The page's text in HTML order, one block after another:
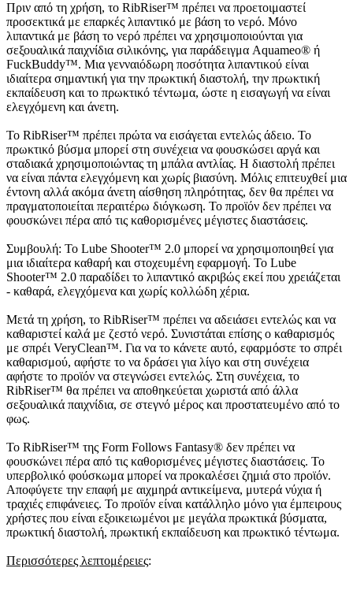
Πριν από τη χρήση, το RibRiser™ πρέπει να προετοιμαστεί
προσεκτικά με επαρκές λιπαντικό με βάση το νερό. Μόνο
λιπαντικά με βάση το νερό πρέπει να χρησιμοποιούνται για
σεξουαλικά παιχνίδια σιλικόνης, για παράδειγμα Aquameo® ή
FuckBuddy™. Μια γενναιόδωρη ποσότητα λιπαντικού είναι
ιδιαίτερα σημαντική για την πρωκτική διαστολή, την πρωκτική
εκπαίδευση και το πρωκτικό τέντωμα, ώστε η εισαγωγή να είναι
ελεγχόμενη και άνετη.
Το RibRiser™ πρέπει πρώτα να εισάγεται εντελώς άδειο. Το
πρωκτικό βύσμα μπορεί στη συνέχεια να φουσκώσει αργά και
σταδιακά χρησιμοποιώντας τη μπάλα αντλίας. Η διαστολή πρέπει
να είναι πάντα ελεγχόμενη και χωρίς βιασύνη. Μόλις επιτευχθεί μια
έντονη αλλά ακόμα άνετη αίσθηση πληρότητας, δεν θα πρέπει να
πραγματοποιείται περαιτέρω διόγκωση. Το προϊόν δεν πρέπει να
φουσκώνει πέρα από τις καθορισμένες μέγιστες διαστάσεις.
Συμβουλή: Το Lube Shooter™ 2.0 μπορεί να χρησιμοποιηθεί για
μια ιδιαίτερα καθαρή και στοχευμένη εφαρμογή. Το Lube
Shooter™ 2.0 παραδίδει το λιπαντικό ακριβώς εκεί που χρειάζεται
- καθαρά, ελεγχόμενα και χωρίς κολλώδη χέρια.
Μετά τη χρήση, το RibRiser™ πρέπει να αδειάσει εντελώς και να
καθαριστεί καλά με ζεστό νερό. Συνιστάται επίσης ο καθαρισμός
με σπρέι VeryClean™. Για να το κάνετε αυτό, εφαρμόστε το σπρέι
καθαρισμού, αφήστε το να δράσει για λίγο και στη συνέχεια
αφήστε το προϊόν να στεγνώσει εντελώς. Στη συνέχεια, το
RibRiser™ θα πρέπει να αποθηκεύεται χωριστά από άλλα
σεξουαλικά παιχνίδια, σε στεγνό μέρος και προστατευμένο από το
φως.
Το RibRiser™ της Form Follows Fantasy® δεν πρέπει να
φουσκώνει πέρα από τις καθορισμένες μέγιστες διαστάσεις. Το
υπερβολικό φούσκωμα μπορεί να προκαλέσει ζημιά στο προϊόν.
Αποφύγετε την επαφή με αιχμηρά αντικείμενα, μυτερά νύχια ή
τραχιές επιφάνειες. Το προϊόν είναι κατάλληλο μόνο για έμπειρους
χρήστες που είναι εξοικειωμένοι με μεγάλα πρωκτικά βύσματα,
πρωκτική διαστολή, πρωκτική εκπαίδευση και πρωκτικό τέντωμα.
Περισσότερες λεπτομέρειες: